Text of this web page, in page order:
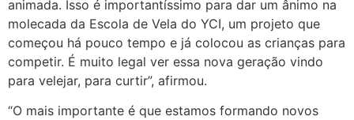
animada. Isso é importantíssimo para dar um ânimo na
molecada da Escola de Vela do YCI, um projeto que
começou há pouco tempo e já colocou as crianças para
competir. É muito legal ver essa nova geração vindo
para velejar, para curtir”, afirmou.
“O mais importante é que estamos formando novos